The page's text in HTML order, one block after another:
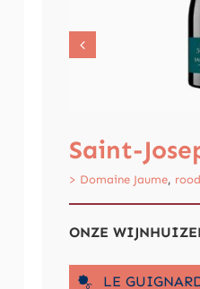
Saint-
> Domaine Jaume, rood
ONZE
LE